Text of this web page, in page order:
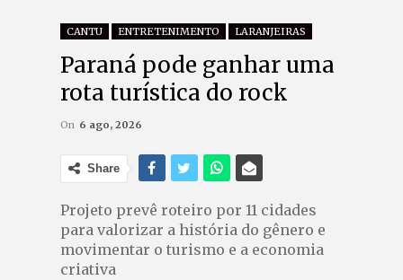
CANTU ENTRETENIMENTO LARANJEIRAS
Paraná pode ganhar uma
rota turística do rock
On 6 ago, 2026
Share
Projeto prevê roteiro por 11 cidades
para valorizar a história do gênero e
movimentar o turismo e a economia
criativa